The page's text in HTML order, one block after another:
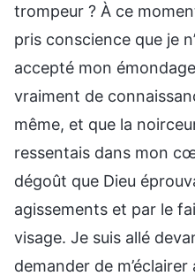
trompeur ? À ce
pris conscience que je
accepté mon
vraiment de
même, et que la
ressentais dans mon
dégoût que Dieu
agissements et par le
visage. Je suis allé
demander de